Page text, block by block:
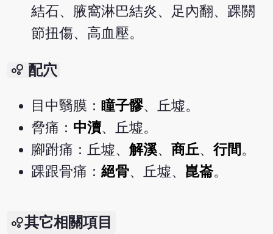
結石、腋窩淋巴結炎、足內翻、踝關
節扭傷、高血壓。
bubble_chart 配穴
目中翳膜： 瞳子髎、丘墟。
脅痛： 中瀆、丘墟。
腳跗痛：丘墟、解溪、商丘、行間 。
踝跟骨痛：絕骨、丘墟、 崑崙。
其它相關項目